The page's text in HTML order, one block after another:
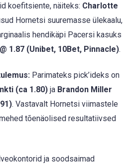
koefitsiente, näiteks: Charlotte
Hornetsi suuremasse ülekaalu,
hendikäpi Pacersi kasuks
1.87 (Unibet, 10Bet, Pinnacle).
Parimateks pick’ideks on
(ca 1.80) ja Brandon Miller
. Vastavalt Hornetsi viimastele
tõenäolised resultatiivsed
ja soodsaimad